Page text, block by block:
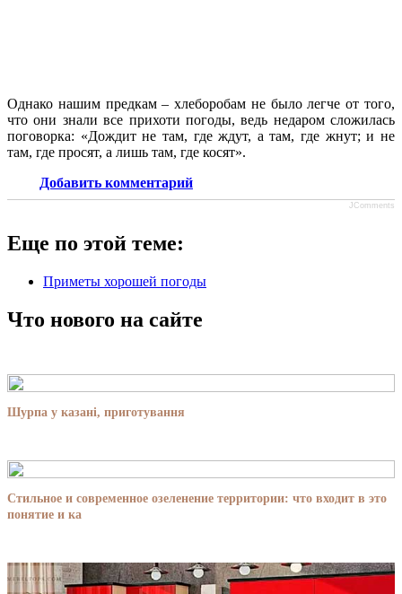
Однако нашим предкам – хлеборобам не было легче от того,
что они знали все прихоти погоды, ведь недаром сложилась
поговорка: «Дождит не там, где ждут, а там, где жнут; и не
там, где просят, а лишь там, где косят».
Добавить комментарий
JComments
Еще по этой теме:
Приметы хорошей погоды
Что нового на сайте
Шурпа у казані, приготування
Стильное и современное озеленение территории: что входит в это
понятие и ка